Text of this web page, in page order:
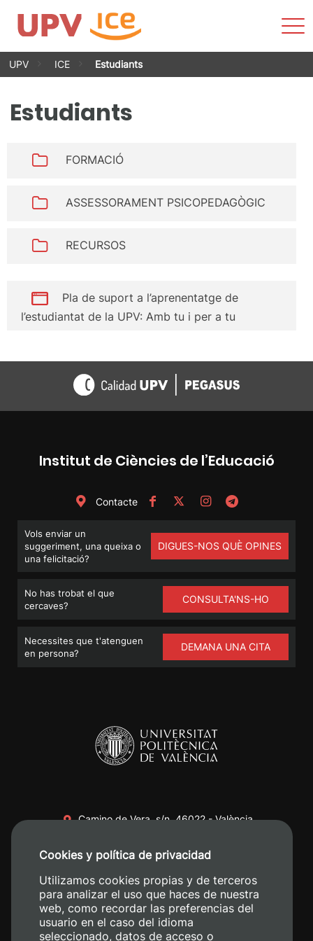
VésUPV ICE Estudiants
Estudiants
FORMACIÓ
ASSESSORAMENT PSICOPEDAGÒGIC
RECURSOS
Pla de suport a l’aprenentatge de
l’estudiantat de la UPV: Amb tu i per a tu
Institut de Ciències de l’Educació
Contacte
Vols enviar un
suggeriment, una queixa o
una felicitació?
DIGUES-NOS QUÈ OPINES
No has trobat el que
cercaves?
CONSULTA'NS-HO
Necessites que t'atenguen
en persona?
DEMANA UNA CITA
Camino de Vera, s/n. 46022 - València
+34 620 04 00 50
Cookies y política de privacidad
Utilizamos cookies propias y de terceros
para analizar el uso que haces de nuestra
web, como recordar las preferencias del
usuario en el caso del idioma
seleccionado, datos de acceso o